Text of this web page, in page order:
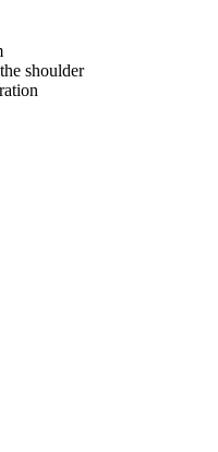
shoulder